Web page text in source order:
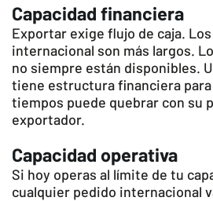
Capacidad financiera
Exportar exige flujo de caja.
internacional son más largos.
no siempre están disponibles.
tiene estructura financiera
tiempos puede quebrar con su
exportador.
Capacidad operativa
Si hoy operas al límite de tu
cualquier pedido internacional